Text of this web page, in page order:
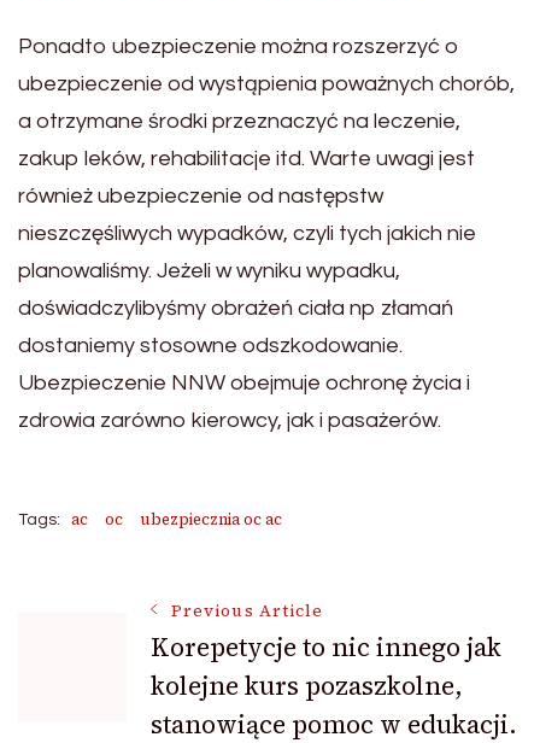
Ponadto ubezpieczenie można rozszerzyć o
ubezpieczenie od wystąpienia poważnych chorób,
a otrzymane środki przeznaczyć na leczenie,
zakup leków, rehabilitacje itd. Warte uwagi jest
również ubezpieczenie od następstw
nieszczęśliwych wypadków, czyli tych jakich nie
planowaliśmy. Jeżeli w wyniku wypadku,
doświadczylibyśmy obrażeń ciała np złamań
dostaniemy stosowne odszkodowanie.
Ubezpieczenie NNW obejmuje ochronę życia i
zdrowia zarówno kierowcy, jak i pasażerów.
Tags: ac oc ubezpiecznia oc ac
Navigation
Previous Article
Korepetycje to nic innego jak
kolejne kurs pozaszkolne,
stanowiące pomoc w edukacji.